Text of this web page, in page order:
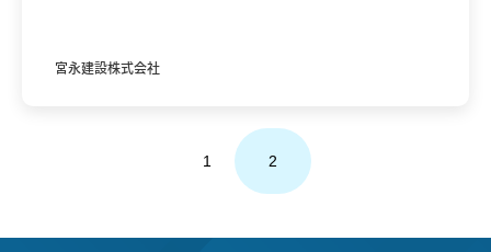
宮永建設株式会社
1 2